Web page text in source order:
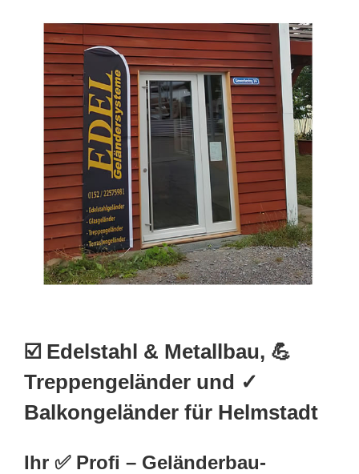
☑️ Edelstahl & Metallbau, 💪
Treppengeländer und ✓
Balkongeländer für Helmstadt
Ihr ✅ Profi – Geländerbau-